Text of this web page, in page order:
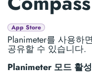
App Store
Planimeter를 사용
공유할 수 있습니다.
Planimeter 모드 활